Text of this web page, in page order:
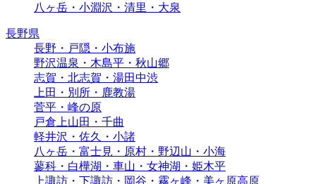
八ヶ岳・小淵沢・清里・大泉
長野県
長野・戸隠・小布施
野沢温泉・木島平・秋山郷
志賀・北志賀・湯田中渋
上田・別所・鹿教湯
菅平・峰の原
戸倉上山田・千曲
軽井沢・佐久・小諸
八ヶ岳・富士見・原村・野辺山・小海
蓼科・白樺湖・車山・女神湖・姫木平
上諏訪・下諏訪・岡谷・霧ヶ峰・美ヶ原高原